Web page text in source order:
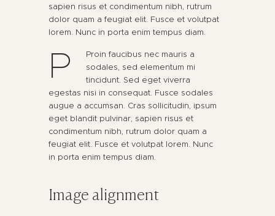
sapien risus et condimentum nibh, rutrum
dolor quam a feugiat elit. Fusce et volutpat
lorem. Nunc in porta enim tempus diam.
P
Proin faucibus nec mauris a
sodales, sed elementum mi
tincidunt. Sed eget viverra
egestas nisi in consequat. Fusce sodales
augue a accumsan. Cras sollicitudin, ipsum
eget blandit pulvinar, sapien risus et
condimentum nibh, rutrum dolor quam a
feugiat elit. Fusce et volutpat lorem. Nunc
in porta enim tempus diam.
Image alignment